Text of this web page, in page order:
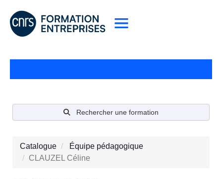
Rechercher une formation
Catalogue
Équipe pédagogique
CLAUZEL Céline